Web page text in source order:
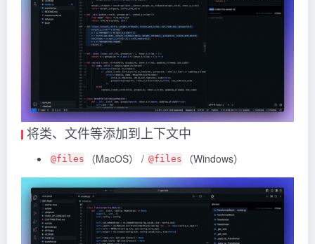
将类、文件等添加到上下文中
@files （MacOS） / @files （Windows）